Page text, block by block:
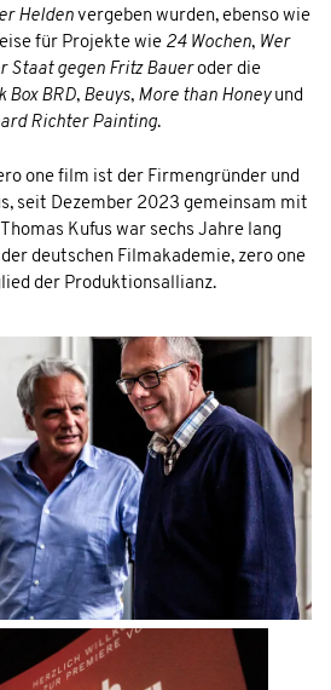
Heldenvergeben wurden, ebenso wie
für Projekte wie 24 Wochen, Wer
Staat gegen Fritz Baueroder die
Box BRD, Beuys, More than Honeyund
Richter Painting.
one film ist der Firmengründer und
seit Dezember 2023 gemeinsam mit
Kufus war sechs Jahre lang
deutschen Filmakademie, zero one
der Produktionsallianz.